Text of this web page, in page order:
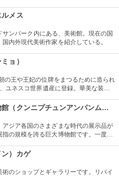
まには美術鑑賞の時間を取り入れてみる
ルメス
サンパーク内にある、美術館。現在の国
内外現代美術作家を紹介している。
ョ）
の王や王妃の位牌をまつるために造られ
ユネスコ世界遺産に登録。華美な装飾
洋でも見られない珍しいものです。 国立中央博物館（クンニプチュンアンパンムルグァン）
ジア各国のさまざまな時代の展示品が
の規模を誇る巨大博物館です。一度に
園や植物園もあり、1日中楽しめます。
ン）カゲ
のショップとギャラリーです。リバイ